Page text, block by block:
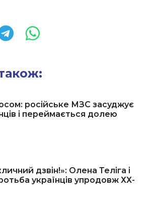
російське МЗС засуджує
і переймається долею
дзвін!»: Олена Теліга і
українців упродовж ХХ-